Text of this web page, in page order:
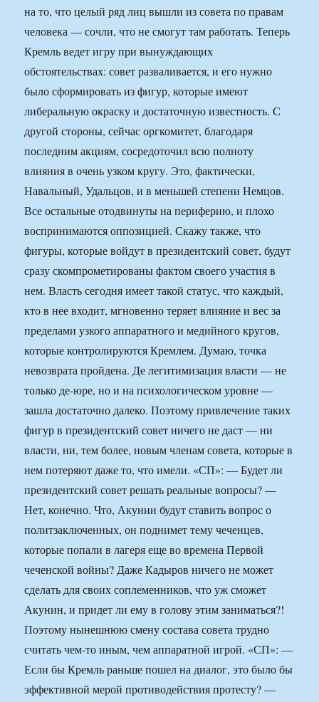
на то, что целый ряд лиц вышли из совета по правам
человека — сочли, что не смогут там работать. Теперь
Кремль ведет игру при вынуждающих
обстоятельствах: совет разваливается, и его нужно
было сформировать из фигур, которые имеют
либеральную окраску и достаточную известность. С
другой стороны, сейчас оргкомитет, благодаря
последним акциям, сосредоточил всю полноту
влияния в очень узком кругу. Это, фактически,
Навальный, Удальцов, и в меньшей степени Немцов.
Все остальные отодвинуты на периферию, и плохо
воспринимаются оппозицией. Скажу также, что
фигуры, которые войдут в президентский совет, будут
сразу скомпрометированы фактом своего участия в
нем. Власть сегодня имеет такой статус, что каждый,
кто в нее входит, мгновенно теряет влияние и вес за
пределами узкого аппаратного и медийного кругов,
которые контролируются Кремлем. Думаю, точка
невозврата пройдена. Де легитимизация власти — не
только де-юре, но и на психологическом уровне —
зашла достаточно далеко. Поэтому привлечение таких
фигур в президентский совет ничего не даст — ни
власти, ни, тем более, новым членам совета, которые в
нем потеряют даже то, что имели. «СП»: — Будет ли
президентский совет решать реальные вопросы? —
Нет, конечно. Что, Акунин будут ставить вопрос о
политзаключенных, он поднимет тему чеченцев,
которые попали в лагеря еще во времена Первой
чеченской войны? Даже Кадыров ничего не может
сделать для своих соплеменников, что уж сможет
Акунин, и придет ли ему в голову этим заниматься?!
Поэтому нынешнюю смену состава совета трудно
считать чем-то иным, чем аппаратной игрой. «СП»: —
Если бы Кремль раньше пошел на диалог, это было бы
эффективной мерой противодействия протесту? —